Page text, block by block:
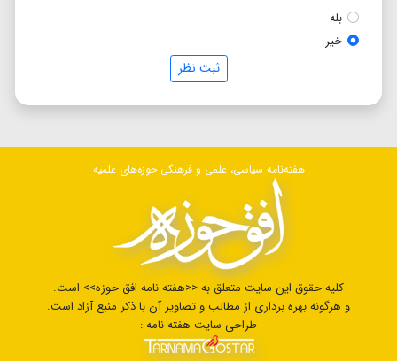
بله
خیر
ثبت نظر
هفته‌نامه سیاسی، علمی و فرهنگی حوزه‌های علمیه
کلیه حقوق این سایت متعلق به <<هفته نامه افق حوزه>> است.
و هرگونه بهره برداری از مطالب و تصاویر آن با ذکر منبع آزاد است.
طراحی سایت هفته نامه :